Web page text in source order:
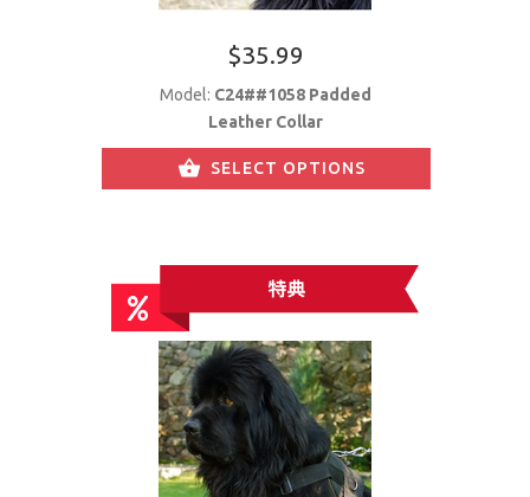
$35.99
Model: C24##1058 Padded
Leather Collar
SELECT OPTIONS